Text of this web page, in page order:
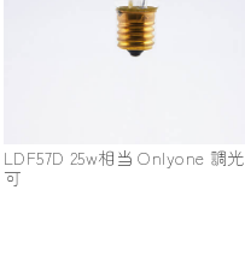
LDF57D 25w相当 Onlyone 調光
可